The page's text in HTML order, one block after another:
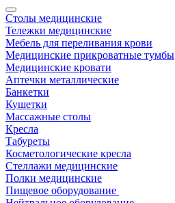
Столы медицинские
Тележки медицинские
Мебель для переливания крови
Медицинские прикроватные тумбы
Медицинские кровати
Аптечки металлические
Банкетки
Кушетки
Массажные столы
Кресла
Табуреты
Косметологические кресла
Стеллажи медицинские
Полки медицинские
Пищевое оборудование